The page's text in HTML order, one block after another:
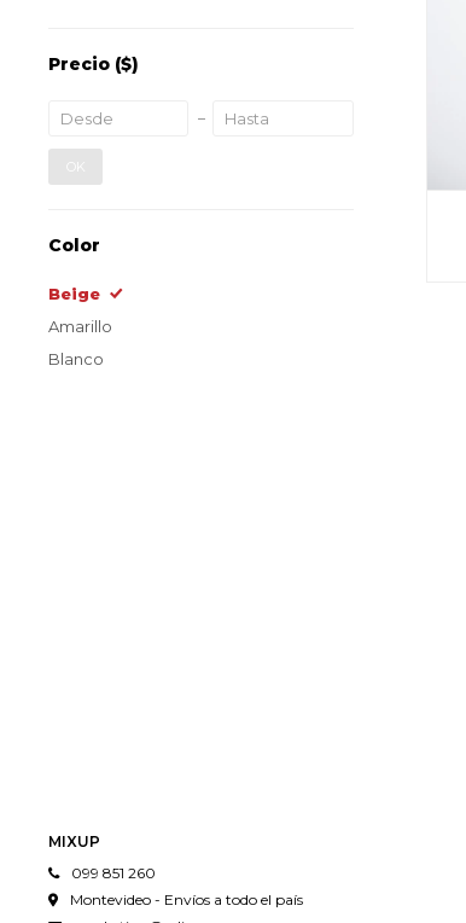
Precio ($)
OK
Color
Beige
Amarillo
Blanco
MIXUP
099 851 260
Montevideo - Envíos a todo el país